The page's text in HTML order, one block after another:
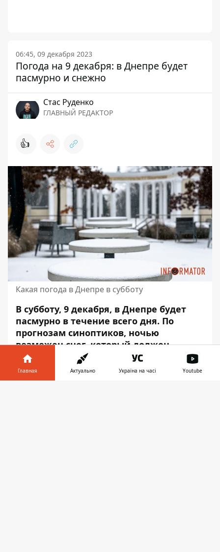
06:45, 09 декабря 2023
Погода на 9 декабря: в Днепре будет
пасмурно и снежно
Стаc Руденко
ГЛАВНЫЙ РЕДАКТОР
👍
Какая погода в Днепре в субботу
В субботу, 9 декабря, в Днепре будет
пасмурно в течение всего дня. По
прогнозам синоптиков, ночью
возможен снег, который должен
закончиться до утра. Атмосферное
давление будет составлять 752
миллиметра ртутного столбика.
Главная Актуально Україна на часі Youtube